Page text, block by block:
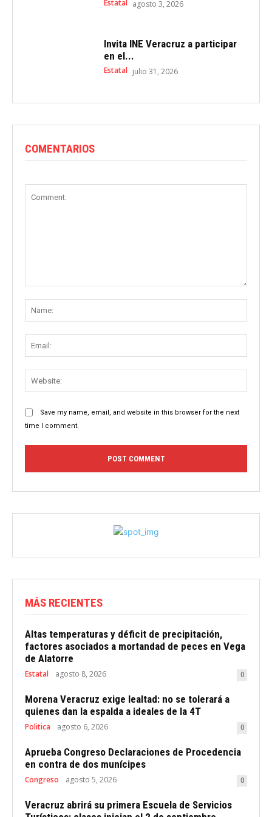
Estatal agosto 3, 2026
Invita INE Veracruz a participar
en el...
Estatal julio 31, 2026
COMENTARIOS
Save my name, email, and website in this browser for the next
time I comment.
MÁS RECIENTES
Altas temperaturas y déficit de precipitación,
factores asociados a mortandad de peces en Vega
de Alatorre
Estatal agosto 8, 2026 0
Morena Veracruz exige lealtad: no se tolerará a
quienes dan la espalda a ideales de la 4T
Politica agosto 6, 2026 0
Aprueba Congreso Declaraciones de Procedencia
en contra de dos munícipes
Congreso agosto 5, 2026 0
Veracruz abrirá su primera Escuela de Servicios